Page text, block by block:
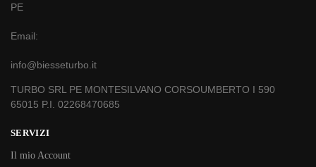
PE
Email:
info@biesseturbo.it
TURBO SRL PE MONTESILVANO CORSOUMBERTO I 590
65015 P.I. 02268470685
SERVIZI
Il mio Account